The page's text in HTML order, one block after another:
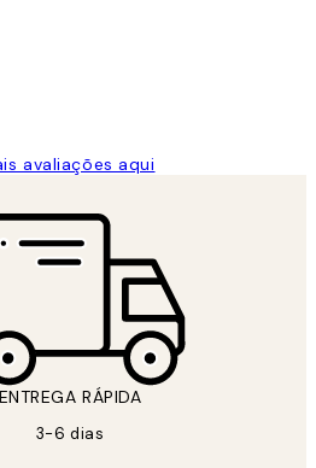
avaliações aqui
ENTREGA RÁPIDA
3-6 dias